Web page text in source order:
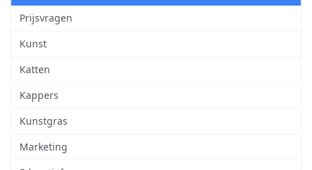
Prijsvragen
Kunst
Katten
Kappers
Kunstgras
Marketing